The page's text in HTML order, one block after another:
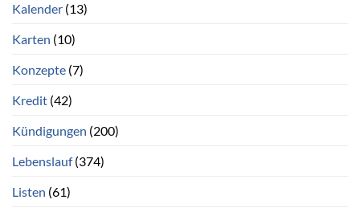
Kalender (13)
Karten (10)
Konzepte (7)
Kredit (42)
Kündigungen (200)
Lebenslauf(374)
Listen (61)